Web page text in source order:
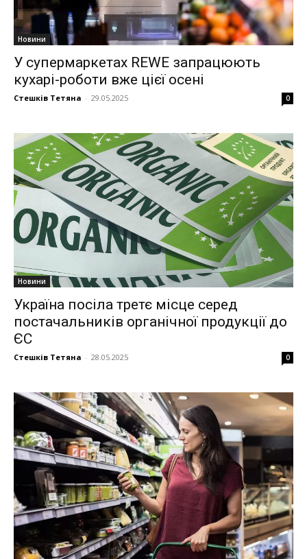
Новини
У супермаркетах REWE запрацюють
кухарі-роботи вже цієї осені
Стешків Тетяна - 29.05.2025 0
Новини
Україна посіла третє місце серед
постачальників органічної продукції до
ЄС
Стешків Тетяна - 28.05.2025 0